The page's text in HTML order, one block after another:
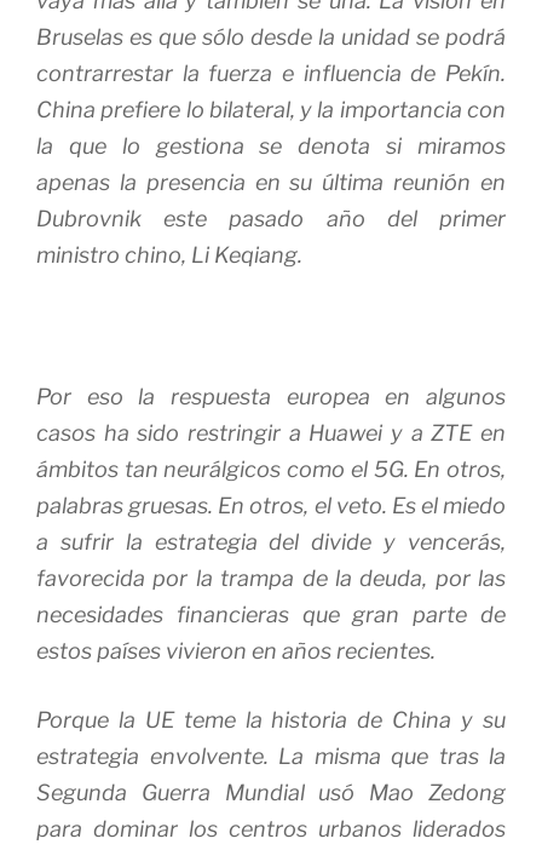
Bruselas es que sólo desde la unidad se podrá
contrarrestar la fuerza e influencia de Pekín.
China prefiere lo bilateral, y la importancia con
la que lo gestiona se denota si miramos
apenas la presencia en su última reunión en
Dubrovnik este pasado año del primer
ministro chino, Li Keqiang.
Por eso la respuesta europea en algunos
casos ha sido restringir a Huawei y a ZTE en
ámbitos tan neurálgicos como el 5G. En otros,
palabras gruesas. En otros, el veto. Es el miedo
a sufrir la estrategia deldivide y vencerás,
favorecida por la trampa de la deuda, por las
necesidades financieras que gran parte de
estos países vivieron en años recientes.
Porque la UE teme la historia de China y su
estrategia envolvente. La misma que tras la
Segunda Guerra Mundial usó Mao Zedong
para dominar los centros urbanos liderados